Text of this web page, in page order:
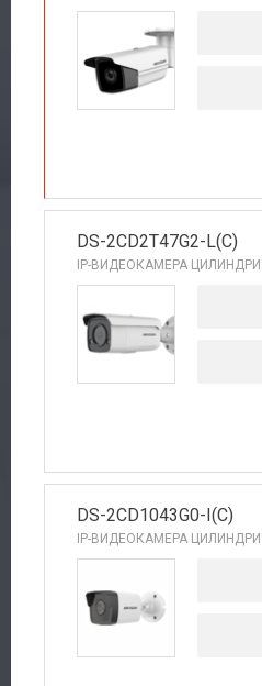
DS-2CD2T47G2-L(C)
IP-ВИДЕОКАМЕРА
DS-2CD1043G0-I(C)
IP-ВИДЕОКАМЕРА